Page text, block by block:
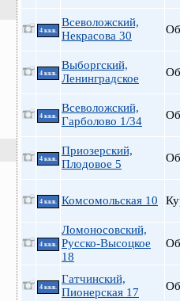
4 ккв.
Всеволожский,
Некрасова 30
4 ккв.
Выборгский,
Ленинградское
4 ккв.
Всеволожский,
Гарболово 1/34
4 ккв.
Приозерский,
Плодовое 5
4 ккв. Комсомольская 10
4 ккв.
Ломоносовский,
Русско-Высоцкое
18
4 ккв.
Гатчинский,
Пионерская 17